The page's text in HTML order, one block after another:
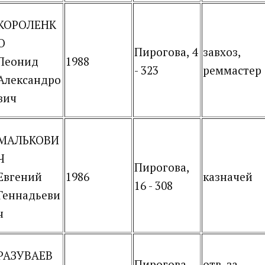
1988
Пирогова, 4
- 323
завхоз,
реммастер
1986
Пирогова,
16 - 308
казначей